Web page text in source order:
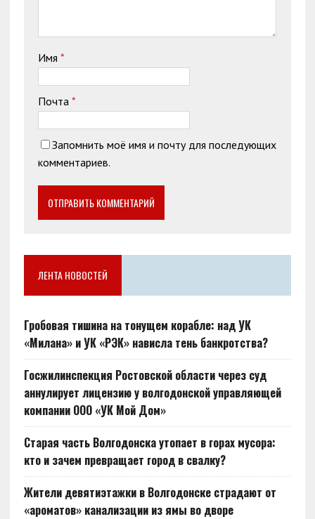
Имя *
Почта *
Запомнить моё имя и почту для последующих
комментариев.
ЛЕНТА НОВОСТЕЙ
Гробовая тишина на тонущем корабле: над УК
«Милана» и УК «РЭК» нависла тень банкротства?
Госжилинспекция Ростовской области через суд
аннулирует лицензию у волгодонской управляющей
компании ООО «УК Мой Дом»
Старая часть Волгодонска утопает в горах мусора:
кто и зачем превращает город в свалку?
Жители девятиэтажки в Волгодонске страдают от
«ароматов» канализации из ямы во дворе